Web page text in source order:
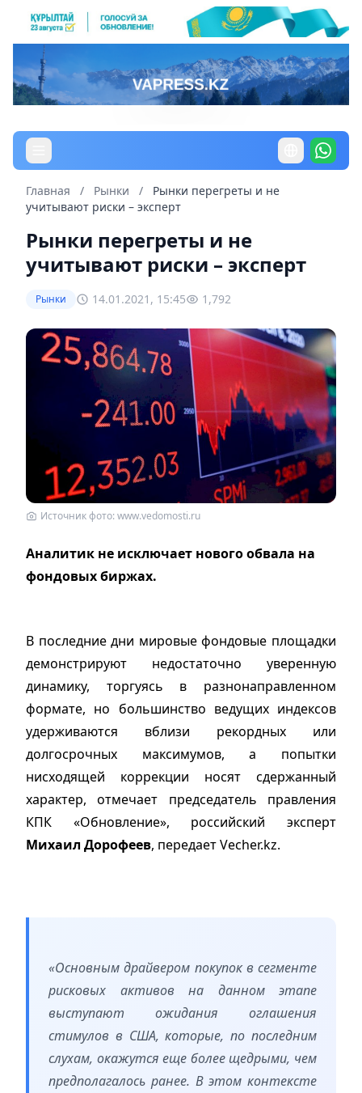
Главная / Рынки /
Рынки перегреты и не
учитывают риски – эксперт
Рынки перегреты и не
учитывают риски – эксперт
Рынки 14.01.2021, 15:45 1,792
Источник фото: www.vedomosti.ru
Аналитик не исключает нового обвала на
фондовыхбиржах.
В последние дни мировые фондовые площадки
демонстрируют недостаточно уверенную
динамику, торгуясь в разнонаправленном
формате, но большинство ведущих индексов
удерживаются вблизи рекордных или
долгосрочных максимумов, а попытки
нисходящей коррекции носят сдержанный
характер, отмечает председатель правления
КПК «Обновление», российский эксперт
Михаил Дорофеев, передает Vecher.kz.
«Основным драйвером покупок в сегменте
рисковых активов на данном этапе
выступают ожидания оглашения
стимулов в США, которые, по последним
слухам, окажутся еще более щедрыми, чем
предполагалось ранее. В этом контексте